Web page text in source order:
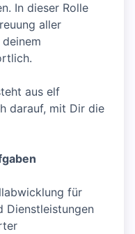
In dieser Rolle
aller
aus elf
darauf, mit Dir die
für
Dienstleistungen